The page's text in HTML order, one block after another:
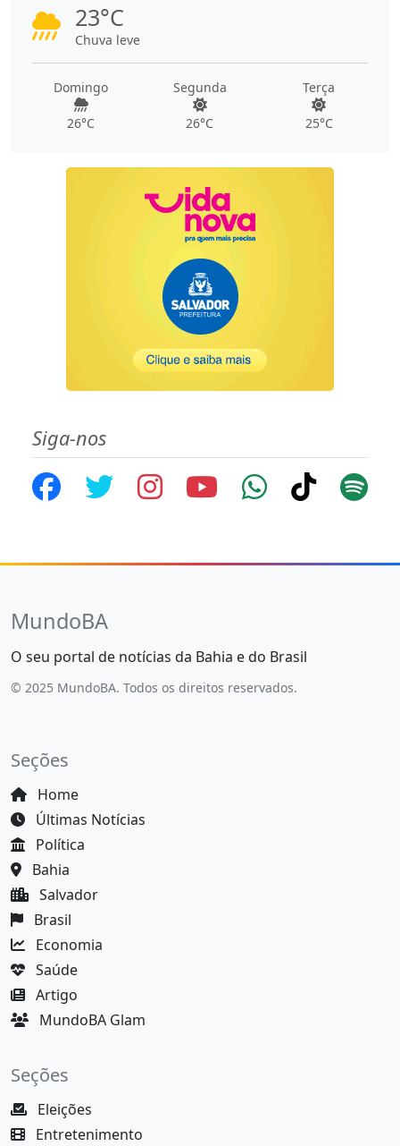
23°C
Chuva leve
Domingo
26°C
Segunda
26°C
Terça
25°C
Siga-nos
MundoBA
O seu portal de notícias da Bahia e do Brasil
© 2025 MundoBA. Todos os direitos reservados.
Seções
Home
Últimas Notícias
Política
Bahia
Salvador
Brasil
Economia
Saúde
Artigo
MundoBA Glam
Seções
Eleições
Entretenimento